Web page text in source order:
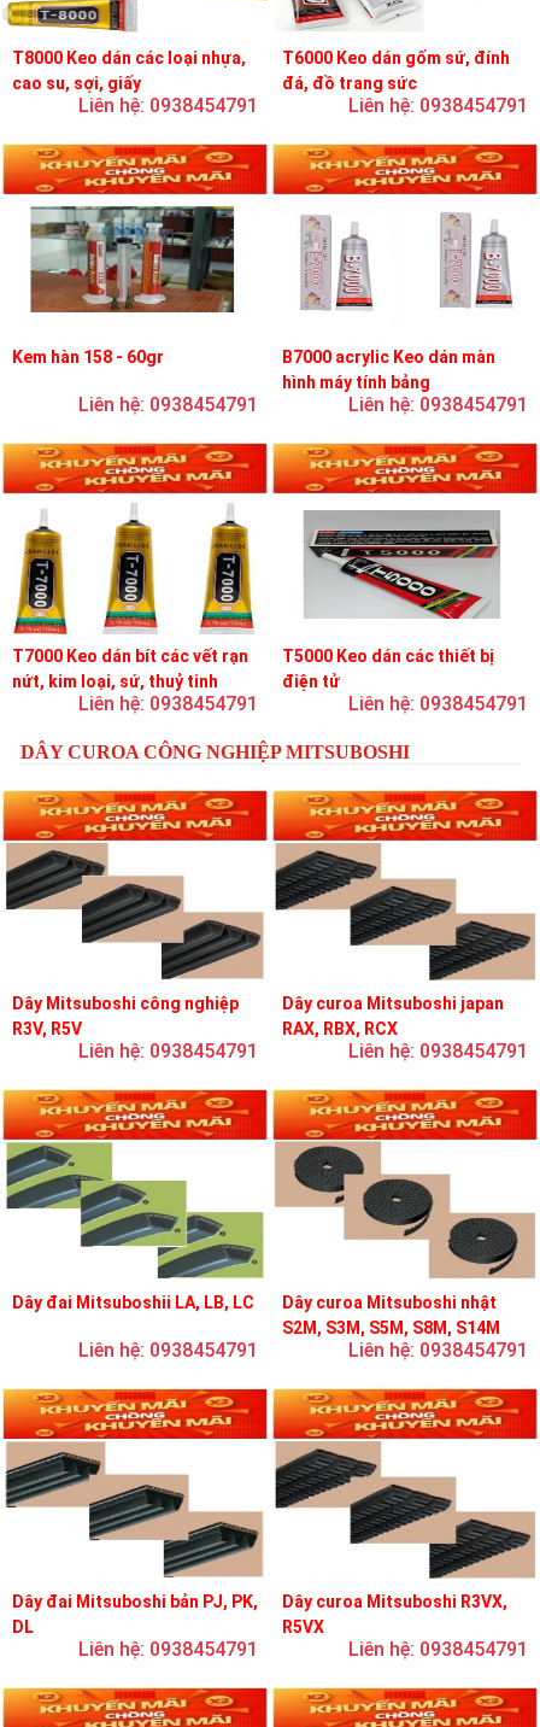
T8000 Keo dán các loại nhựa,
cao su, sợi, giấy
Liên hệ: 0938454791
T6000 Keo dán gốm sứ, đính
đá, đồ trang sức
Liên hệ: 0938454791
Kem hàn 158 - 60gr
Liên hệ: 0938454791
B7000 acrylic Keo dán màn
hình máy tính bảng
Liên hệ: 0938454791
T7000 Keo dán bít các vết rạn
nứt, kim loại, sứ, thuỷ tinh
Liên hệ: 0938454791
T5000 Keo dán các thiết bị
điện tử
Liên hệ: 0938454791
DÂY CUROA CÔNG NGHIỆP MITSUBOSHI
Dây Mitsuboshi công nghiệp
R3V, R5V
Liên hệ: 0938454791
Dây curoa Mitsuboshi japan
RAX, RBX, RCX
Liên hệ: 0938454791
Dây đai Mitsuboshii LA, LB, LC
Liên hệ: 0938454791
Dây curoa Mitsuboshi nhật
S2M, S3M, S5M, S8M, S14M
Liên hệ: 0938454791
Dây đai Mitsuboshi bản PJ, PK,
DL
Liên hệ: 0938454791
Dây curoa Mitsuboshi R3VX,
R5VX
Liên hệ: 0938454791